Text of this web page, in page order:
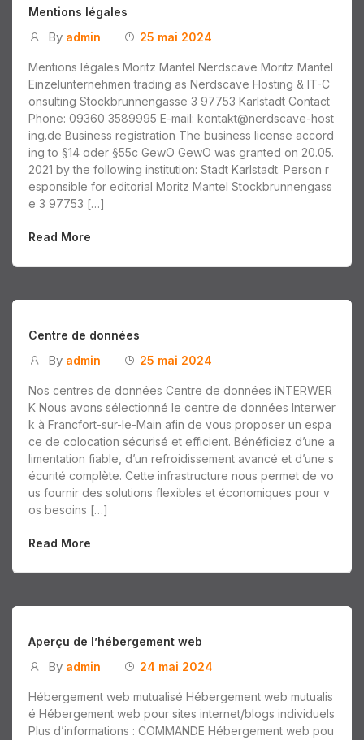
Mentions légales
By admin 25 mai 2024
Mentions légales Moritz Mantel Nerdscave Moritz Mantel
Einzelunternehmen trading as Nerdscave Hosting & IT-C
onsulting Stockbrunnengasse 3 97753 Karlstadt Contact
Phone: 09360 3589995 E-mail: kontakt@nerdscave-host
ing.de Business registration The business license accord
ing to §14 oder §55c GewO GewO was granted on 20.05.
2021 by the following institution: Stadt Karlstadt. Person r
esponsible for editorial Moritz Mantel Stockbrunnengass
e 3 97753 […]
Read More
Centre de données
By admin 25 mai 2024
Nos centres de données Centre de données iNTERWER
K Nous avons sélectionné le centre de données Interwer
k à Francfort-sur-le-Main afin de vous proposer un espa
ce de colocation sécurisé et efficient. Bénéficiez d’une a
limentation fiable, d’un refroidissement avancé et d’une s
écurité complète. Cette infrastructure nous permet de vo
us fournir des solutions flexibles et économiques pour v
os besoins […]
Read More
Aperçu de l’hébergement web
By admin 24 mai 2024
Hébergement web mutualisé Hébergement web mutualis
é Hébergement web pour sites internet/blogs individuels
Plus d’informations : COMMANDE Hébergement web pou